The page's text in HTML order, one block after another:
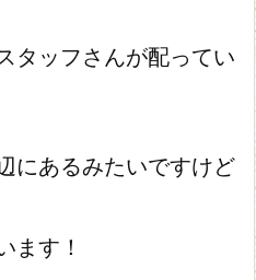
タッフさんが配ってい
にあるみたいですけど
ます！